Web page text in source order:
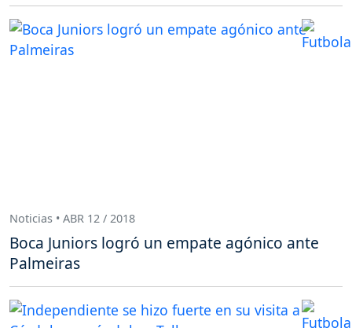
Noticias • ABR 12 / 2018
Boca Juniors logró un empate agónico ante
Palmeiras